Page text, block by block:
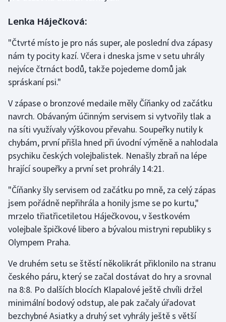
Plavání
Plážový volejbal
Ragby
Rychlostní kanoistika
Short track
Sportovní střelba
Stolní tenis
Triatlon
Veslování
Vodní slalom
Volejbal
Ostatní
Lenka Háječková:
"Čtvrté místo je pro nás super, ale poslední dva zápasy
nám ty pocity kazí. Včera i dneska jsme v setu uhrály
nejvíce čtrnáct bodů, takže pojedeme domů jak
spráskaní psi."
V zápase o bronzové medaile měly Číňanky od začátku
navrch. Obávaným účinným servisem si vytvořily tlak a
na síti využívaly výškovou převahu. Soupeřky nutily k
chybám, první přišla hned při úvodní výměně a nahlodala
psychiku českých volejbalistek. Nenašly zbraň na lépe
hrající soupeřky a první set prohrály 14:21.
"Číňanky šly servisem od začátku po mně, za celý zápas
jsem pořádně nepřihrála a honily jsme se po kurtu,"
mrzelo třiatřicetiletou Háječkovou, v šestkovém
volejbale špičkové libero a bývalou mistryni republiky s
Olympem Praha.
Ve druhém setu se štěstí několikrát přiklonilo na stranu
českého páru, který se začal dostávat do hry a srovnal
na 8:8. Po dalších blocích Klapalové ještě chvíli držel
minimální bodový odstup, ale pak začaly úřadovat
bezchybné Asiatky a druhý set vyhrály ještě s větší